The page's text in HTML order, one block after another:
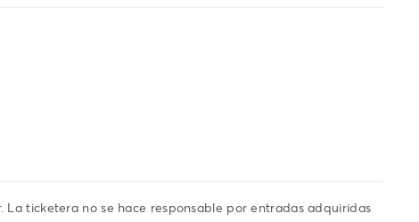
La ticketera no se hace responsable por entradas adquiridas